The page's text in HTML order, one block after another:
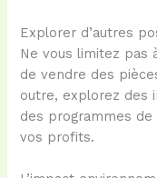
Explorer d’autres
Ne vous limitez pas
de vendre des
outre, explorez des
des programmes
vos profits.